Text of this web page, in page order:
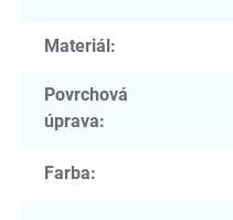
Materiál:
Povrchová
úprava:
Farba: